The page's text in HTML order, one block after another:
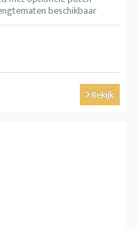
beschikbaar
Bekijk